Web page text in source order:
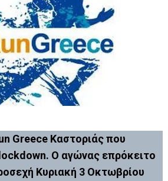
Greece Καστοριάς που
lockdown. Ο αγώνας επρόκειτο
Κυριακή 3 Οκτωβρίου